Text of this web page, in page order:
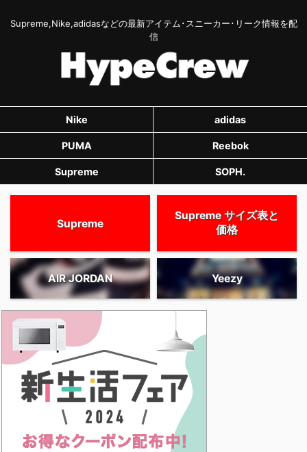
Supreme,Nike,adidasなどの最新アイテム･スニーカー･リーク情報を配
信
Nike adidas
PUMA Reebok
Supreme SOPH.
Supreme
Supreme サイズ表と
価格
AIR JORDAN Yeezy